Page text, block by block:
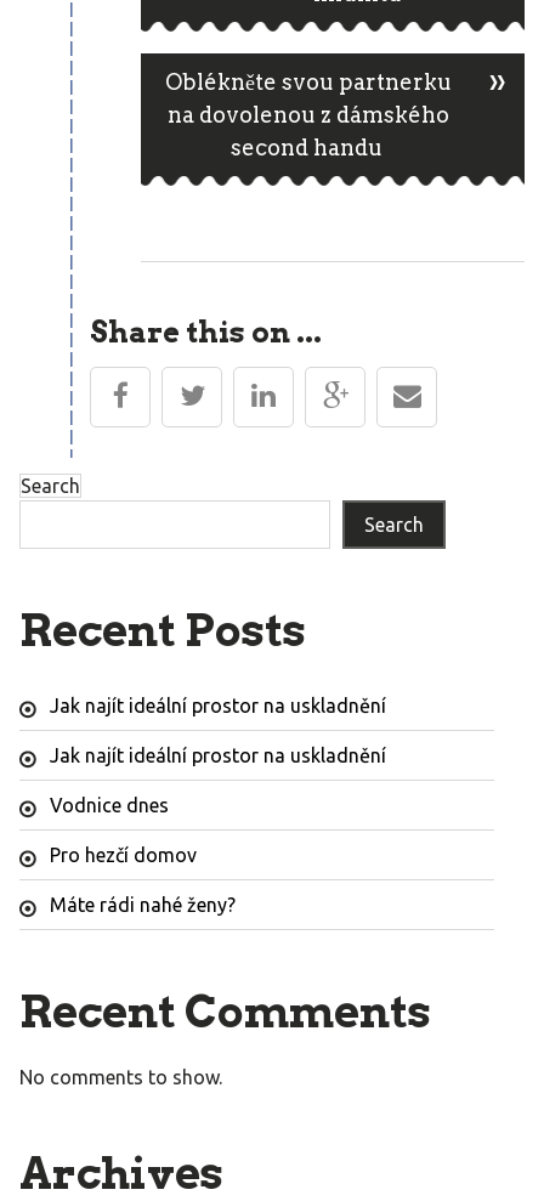
navigation
Oblékněte svou partnerku
na dovolenou z dámského
second handu
»
Share this on ...
Search
Search
Recent Posts
Jak najít ideální prostor na uskladnění
Jak najít ideální prostor na uskladnění
Vodnice dnes
Pro hezčí domov
Máte rádi nahé ženy?
Recent Comments
No comments to show.
Archives